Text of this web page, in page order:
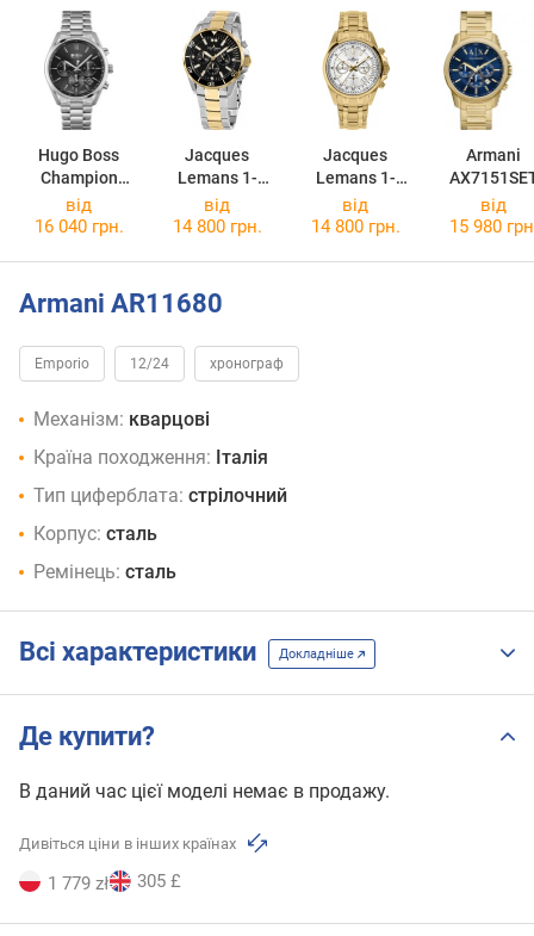
Hugo Boss
Champion
1513871
Jacques
Lemans 1-
2091I
Jacques
Lemans 1-
2117N
Armani
від
16 040 грн.
від
14 800 грн.
від
14 800 грн.
від
15 980
Armani AR11680
Emporio 12/24 хронограф
Механізм: кварцові
Країна походження: Італія
Тип циферблата: стрілочний
Корпус: сталь
Ремінець: сталь
Всі характеристики Докладніше
Де купити?
В даний час цієї моделі немає в продажу.
Дивіться ціни в інших країнах
1 779 zł 305 £